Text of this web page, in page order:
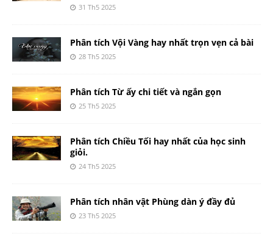
31 Th5 2025
Phân tích Vội Vàng hay nhất trọn vẹn cả bài
28 Th5 2025
Phân tích Từ ấy chi tiết và ngắn gọn
25 Th5 2025
Phân tích Chiều Tối hay nhất của học sinh
giỏi.
24 Th5 2025
Phân tích nhân vật Phùng dàn ý đầy đủ
23 Th5 2025